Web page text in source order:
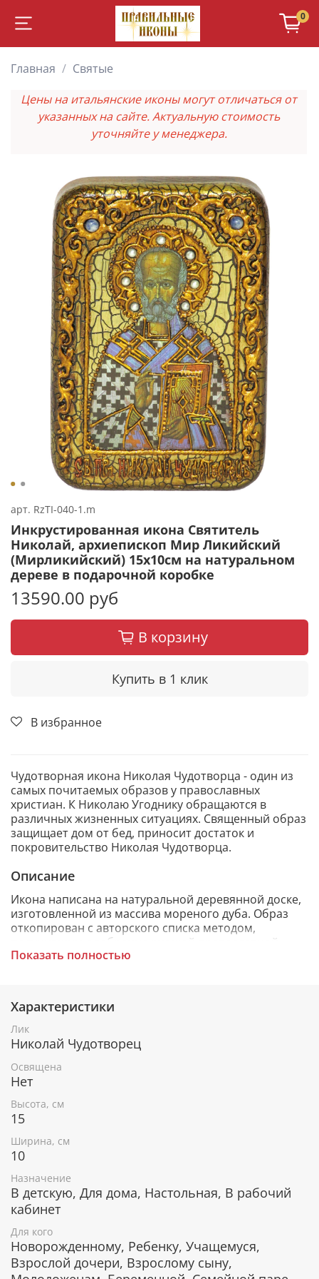
0
Главная
Святые
Цены на итальянские иконы могут отличаться от
указанных на сайте. Актуальную стоимость
уточняйте у менеджера.
арт. RzTI-040-1.m
Инкрустированная икона Святитель
Николай, архиепископ Мир Ликийский
(Мирликийский) 15х10см на натуральном
дереве в подарочной коробке
13590.00 руб
В корзину
Купить в 1 клик
В избранное
Чудотворная икона Николая Чудотворца - один из
самых почитаемых образов у православных
христиан. К Николаю Угоднику обращаются в
различных жизненных ситуациях. Священный образ
защищает дом от бед, приносит достаток и
покровительство Николая Чудотворца.
Описание
Икона написана на натуральной деревянной доске,
изготовленной из массива мореного дуба. Образ
откопирован с авторского списка методом,
получившим одобрение русской православной
церкви.
При окончательном оформлении образа
использовались специальные фронтажные грунты,
выравнивающие лаки и темперные краски. Венец и
поля иконы вручную украшены рельефным
орнаментом и натуральным жемчугом или
полудрагоценными камнями.
Николая Чудотворца
От различных болезней.
Оберегает путешественников и моряков.
Защищает детей, особенно благосклонно
откликается на молитвы матерей о своих детях.
Поиск своей второй половинки, молитвы о
счастливом замужестве или женитьбе.
Примирение враждующих, покровитель
Показать полностью
Характеристики
Лик
Николай Чудотворец
Освящена
Нет
Высота, см
15
Ширина, см
10
Назначение
В детскую, Для дома, Настольная, В рабочий
кабинет
Для кого
Новорожденному, Ребенку, Учащемуся,
Взрослой дочери, Взрослому сыну,